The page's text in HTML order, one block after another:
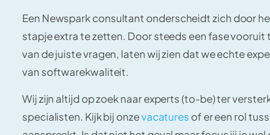
Een Newspark consultant onderscheidt zich door
stapje extra te zetten. Door steeds een fase vooruit
van de juiste vragen, laten wij zien dat we echte
van softwarekwaliteit.
Wij zijn altijd op zoek naar experts (to-be) ter
specialisten. Kijk bij onzevacatures of er een rol